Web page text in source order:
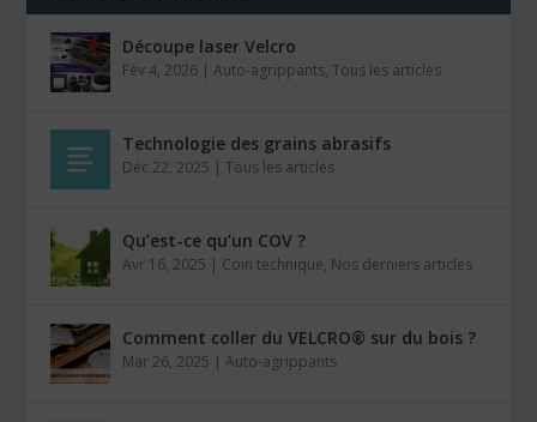
Découpe laser Velcro
Fév 4, 2026 |Auto-agrippants,Tous les articles
Technologie des grains abrasifs
Déc 22, 2025 |Tous les articles
Qu’est-ce qu’un COV ?
Avr 16, 2025 | Coin technique, Nos derniers articles
Comment coller du VELCRO® sur du bois ?
Mar 26, 2025 |Auto-agrippants